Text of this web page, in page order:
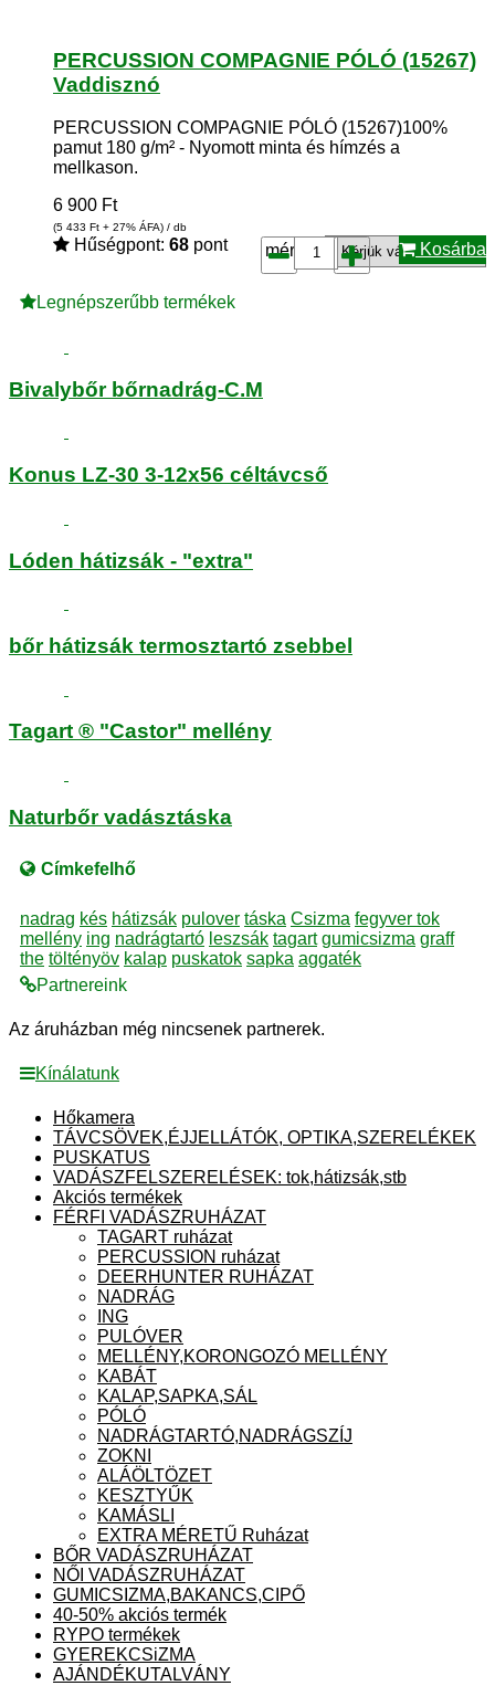
PERCUSSION COMPAGNIE PÓLÓ (15267)
Vaddisznó
PERCUSSION COMPAGNIE PÓLÓ (15267)100%
pamut 180 g/m² - Nyomott minta és hímzés a
mellkason.
6 900 Ft
(5 433 Ft + 27% ÁFA) / db
Hűségpont: 68 pont méret*: Kosárba
Legnépszerűbb termékek
Bivalybőr bőrnadrág-C.M
Konus LZ-30 3-12x56 céltávcső
Lóden hátizsák - "extra"
bőr hátizsák termosztartó zsebbel
Tagart ® "Castor" mellény
Naturbőr vadásztáska
Címkefelhő
nadrag kés hátizsák pulover táska Csizma fegyver tok
mellény ing nadrágtartó leszsák tagart gumicsizma graff
the töltényöv kalap puskatok sapka aggaték
Partnereink
Az áruházban még nincsenek partnerek.
Kínálatunk
Hőkamera
TÁVCSÖVEK,ÉJJELLÁTÓK, OPTIKA,SZERELÉKEK
PUSKATUS
VADÁSZFELSZERELÉSEK: tok,hátizsák,stb
Akciós termékek
FÉRFI VADÁSZRUHÁZAT
TAGART ruházat
PERCUSSION ruházat
DEERHUNTER RUHÁZAT
NADRÁG
ING
PULÓVER
MELLÉNY,KORONGOZÓ MELLÉNY
KABÁT
KALAP,SAPKA,SÁL
PÓLÓ
NADRÁGTARTÓ,NADRÁGSZÍJ
ZOKNI
ALÁÖLTÖZET
KESZTYŰK
KAMÁSLI
EXTRA MÉRETŰ Ruházat
BŐR VADÁSZRUHÁZAT
NŐI VADÁSZRUHÁZAT
GUMICSIZMA,BAKANCS,CIPŐ
40-50% akciós termék
RYPO termékek
GYEREKCSiZMA
AJÁNDÉKUTALVÁNY